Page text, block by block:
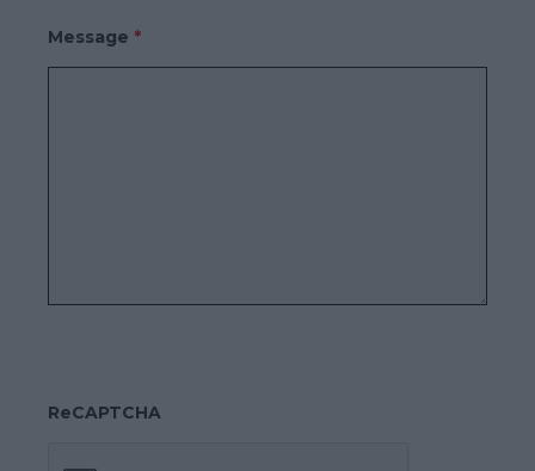
Message *
ReCAPTCHA